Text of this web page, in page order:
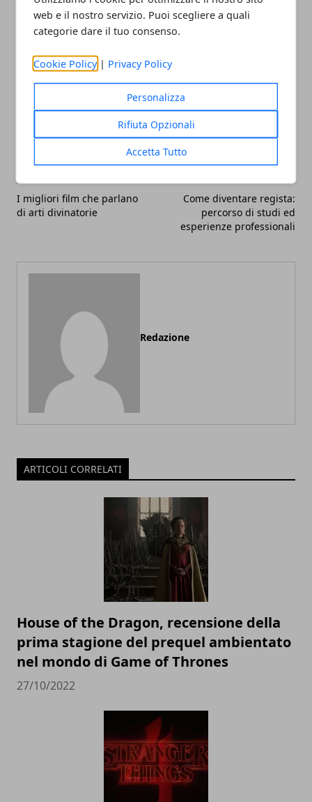
web e il nostro servizio. Puoi scegliere a quali
categorie dare il tuo consenso.
Cookie Policy | Privacy Policy
Personalizza
Rifiuta Opzionali
Accetta Tutto
del Multiverso.
Whatsapp
Articolo Precedente
I migliori film che parlano
di arti divinatorie
Articolo Successivo
Come diventare regista:
percorso di studi ed
esperienze professionali
Redazione
ARTICOLI CORRELATI
House of the Dragon, recensione della
prima stagione del prequel ambientato
nel mondo di Game of Thrones
27/10/2022